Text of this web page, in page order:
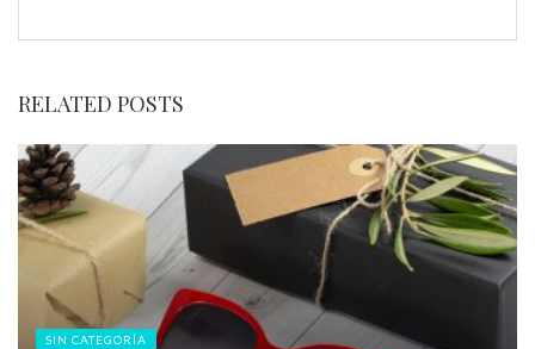
RELATED POSTS
SIN CATEGORÍA